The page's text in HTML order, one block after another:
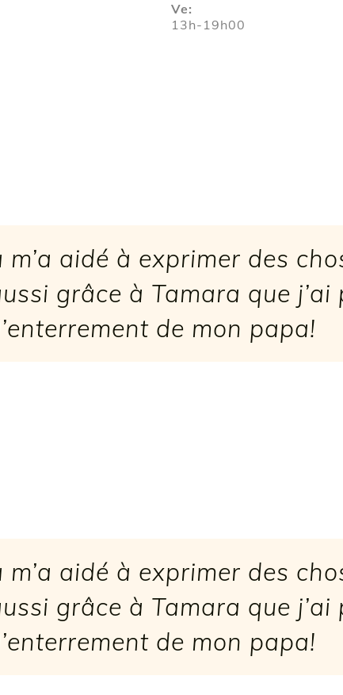
Ve:
13h-19h00
aidé à exprimer des
grâce à Tamara que j’ai
de mon papa!
aidé à exprimer des
grâce à Tamara que j’ai
de mon papa!